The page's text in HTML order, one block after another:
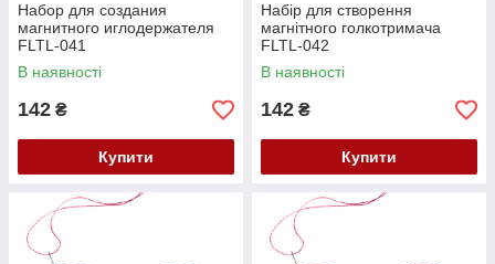
Набор для создания
магнитного иглодержателя
FLTL-041
В наявності
142 ₴
Купити
Набір для створення
магнітного голкотримача
FLTL-042
В наявності
142 ₴
Купити